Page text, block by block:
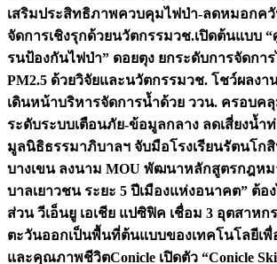
เสริมประสิทธิภาพควบคุมไฟป่า-ลดหมอกค
จัดการเชิงรุกด้วยนวัตกรรมวช.เปิดต้นแบบ
รนป้องกันไฟป่า” ดอยตุง ยกระดับการจัดกา
PM2.5 ด้วยวิจัยและนวัตกรรมวช. โชว์ผลงา
เดินหน้าบริหารจัดการน้ำด้วย ววน. ครอบคลุ
ระดับระบบเตือนภัย-ข้อมูลกลาง ลดเสี่ยงน้ำ
มูลนิธิธรรมาภิบาลฯ จับมือโรงเรียนรัตนโก
บางเขน ลงนาม MOU พัฒนาหลักสูตรกฎห
บาลเยาวชน ระยะ 5 ปีเมืองแห่งอนาคต” ต้
ส่วน วีเอ็นยู เอเชีย แปซิฟิค เชื่อม 3 อุตสาห
ตะวันออกเป็นพื้นที่ต้นแบบของเทคโนโลยีเพื่
และคุณภาพชีวิตConicle เปิดตัว “Conicle